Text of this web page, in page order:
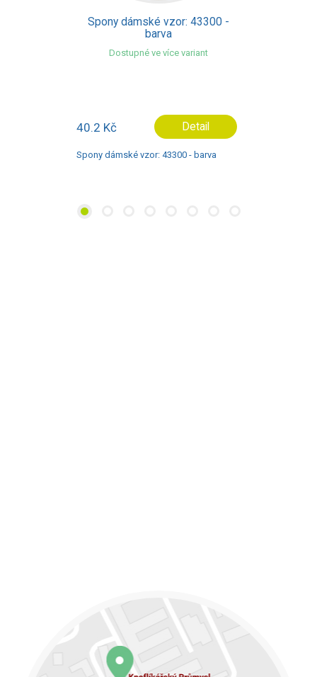
Spony dámské vzor: 25008 -
barva červená
11.4 Kč Detail
Spony dámské vzor: 25008 - barva